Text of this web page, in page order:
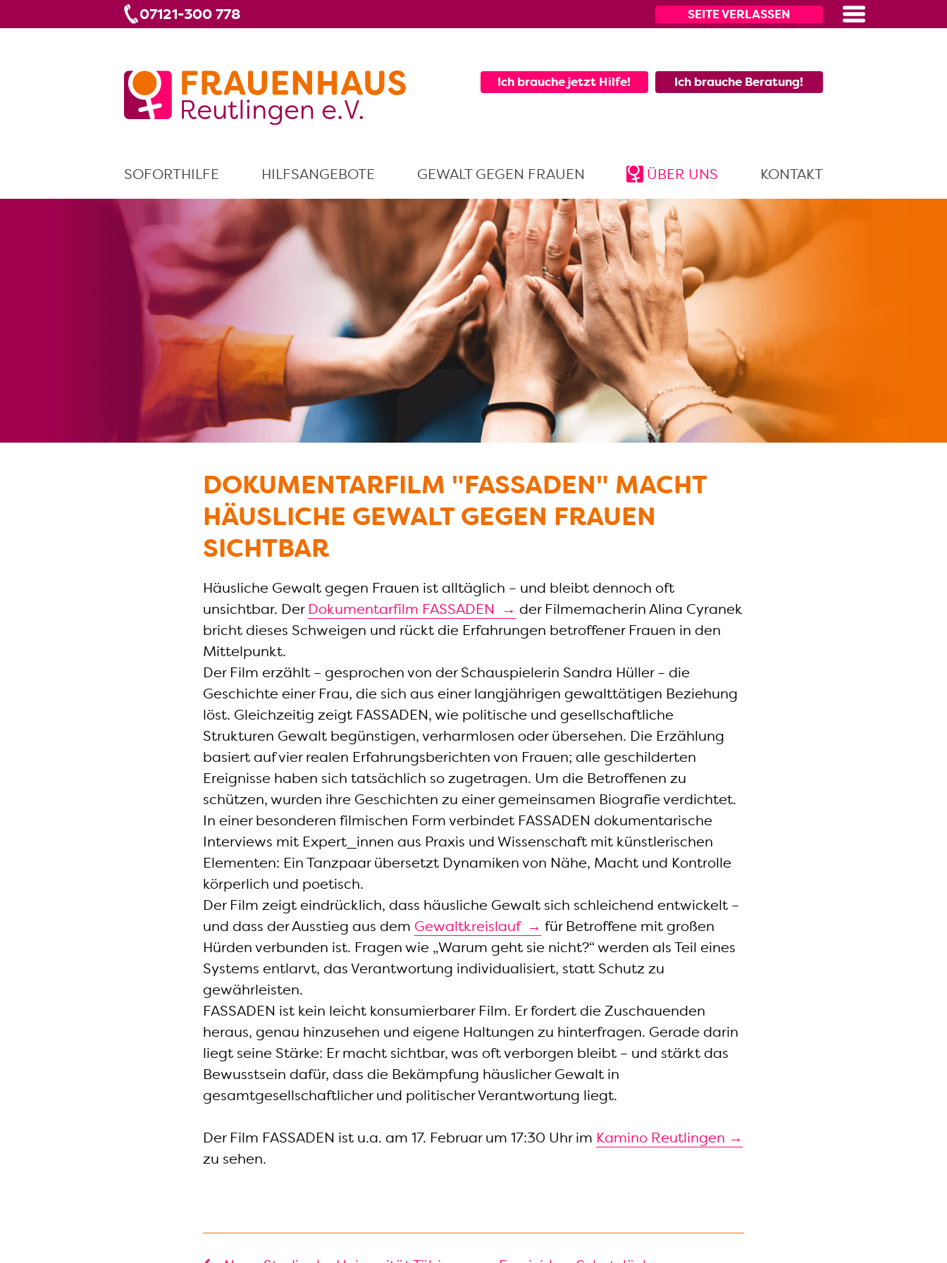
07121-300 778 SEITE VERLASSEN
Ich brauche jetzt Hilfe! Ich brauche Beratung!
SOFORTHILFE HILFSANGEBOTE GEWALT GEGEN FRAUEN ÜBER UNS KONTAKT
DOKUMENTARFILM "FASSADEN" MACHT
HÄUSLICHE GEWALT GEGEN FRAUEN
SICHTBAR
Häusliche Gewalt gegen Frauen ist alltäglich – und bleibt dennoch oft
unsichtbar. Der Dokumentarfilm FASSADEN
der Filmemacherin Alina Cyranek
bricht dieses Schweigen und rückt die Erfahrungen betroffener Frauen in den
Mittelpunkt.
Der Film erzählt – gesprochen von der Schauspielerin Sandra Hüller – die
Geschichte einer Frau, die sich aus einer langjährigen gewalttätigen Beziehung
löst. Gleichzeitig zeigt FASSADEN, wie politische und gesellschaftliche
Strukturen Gewalt begünstigen, verharmlosen oder übersehen. Die Erzählung
basiert auf vier realen Erfahrungsberichten von Frauen; alle geschilderten
Ereignisse haben sich tatsächlich so zugetragen. Um die Betroffenen zu
schützen, wurden ihre Geschichten zu einer gemeinsamen Biografie verdichtet.
In einer besonderen filmischen Form verbindet FASSADEN dokumentarische
Interviews mit Expert_innen aus Praxis und Wissenschaft mit künstlerischen
Elementen: Ein Tanzpaar übersetzt Dynamiken von Nähe, Macht und Kontrolle
körperlich und poetisch.
Der Film zeigt eindrücklich, dass häusliche Gewalt sich schleichend entwickelt –
und dass der Ausstieg aus dem Gewaltkreislauf
für Betroffene mit großen
Hürden verbunden ist. Fragen wie „Warum geht sie nicht?“ werden als Teil eines
Systems entlarvt, das Verantwortung individualisiert, statt Schutz zu
gewährleisten.
FASSADEN ist kein leicht konsumierbarer Film. Er fordert die Zuschauenden
heraus, genau hinzusehen und eigene Haltungen zu hinterfragen. Gerade darin
liegt seine Stärke: Er macht sichtbar, was oft verborgen bleibt – und stärkt das
Bewusstsein dafür, dass die Bekämpfung häuslicher Gewalt in
gesamtgesellschaftlicher und politischer Verantwortung liegt.
Der Film FASSADEN ist u.a. am 17. Februar um 17:30 Uhr im Kamino Reutlingen
zu sehen.